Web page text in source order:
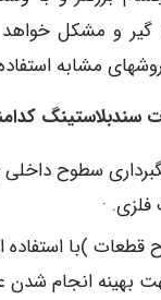
و مشکل خواهد
مشابه
سندبلاستینگ
سطوح
فلزی. ·
قطعات )با استفاده
انجام شدن